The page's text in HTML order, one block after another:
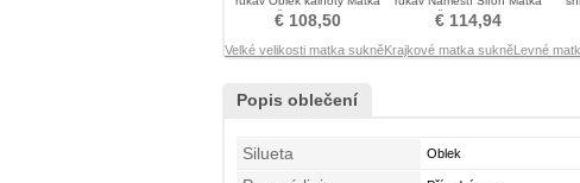
šaty obleky
€ 108,50
šaty obleky
€ 114,94
Velké velikosti matka sukněKrajkové matka sukněLevné
Popis oblečení
Silueta Oblek